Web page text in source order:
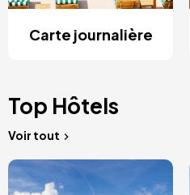
Carte journalière
Top Hôtels
Voir tout
Image